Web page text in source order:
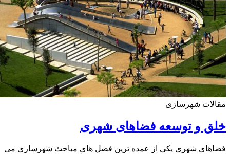
شهرسازی
و توسعه فضاهای شهری
شهری یکی از عمده ترین فصل های مباحث شهرسازی می